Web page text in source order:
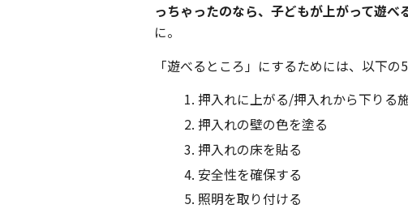
っちゃったのなら、子どもが上がって遊
に。
「遊べるところ」にするためには、以下
押入れに上がる/押入れから下りる
押入れの壁の色を塗る
押入れの床を貼る
安全性を確保する
照明を取り付ける